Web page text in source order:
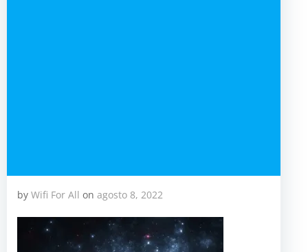
by Wifi For All on agosto 8, 2022